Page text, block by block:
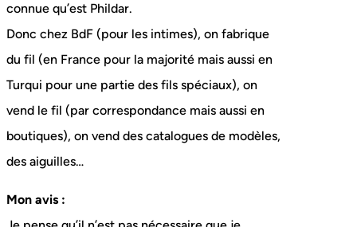
connue qu’est Phildar.
Donc chez BdF (pour les intimes), on fabrique
du fil (en France pour la majorité mais aussi en
Turqui pour une partie des fils spéciaux), on
vend le fil (par correspondance mais aussi en
boutiques), on vend des catalogues de modèles,
des aiguilles…
Mon avis :